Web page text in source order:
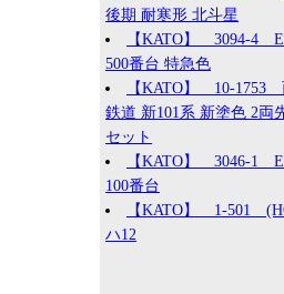
後期 耐寒形 北斗星
【KATO】 3094-4
500番台 特急色
【KATO】 10-1753
鉄道 新101系 新塗色 2両
セット
【KATO】 3046-1
100番台
【KATO】 1-501
ハ12